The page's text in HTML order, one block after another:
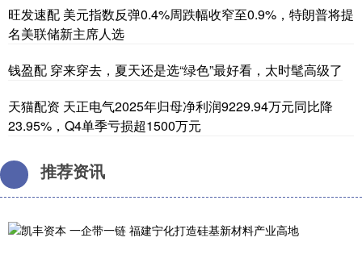
旺发速配 美元指数反弹0.4%周跌幅收窄至0.9%，特朗普将提
名美联储新主席人选
钱盈配 穿来穿去，夏天还是选“绿色”最好看，太时髦高级了
天猫配资 天正电气2025年归母净利润9229.94万元同比降
23.95%，Q4单季亏损超1500万元
推荐资讯